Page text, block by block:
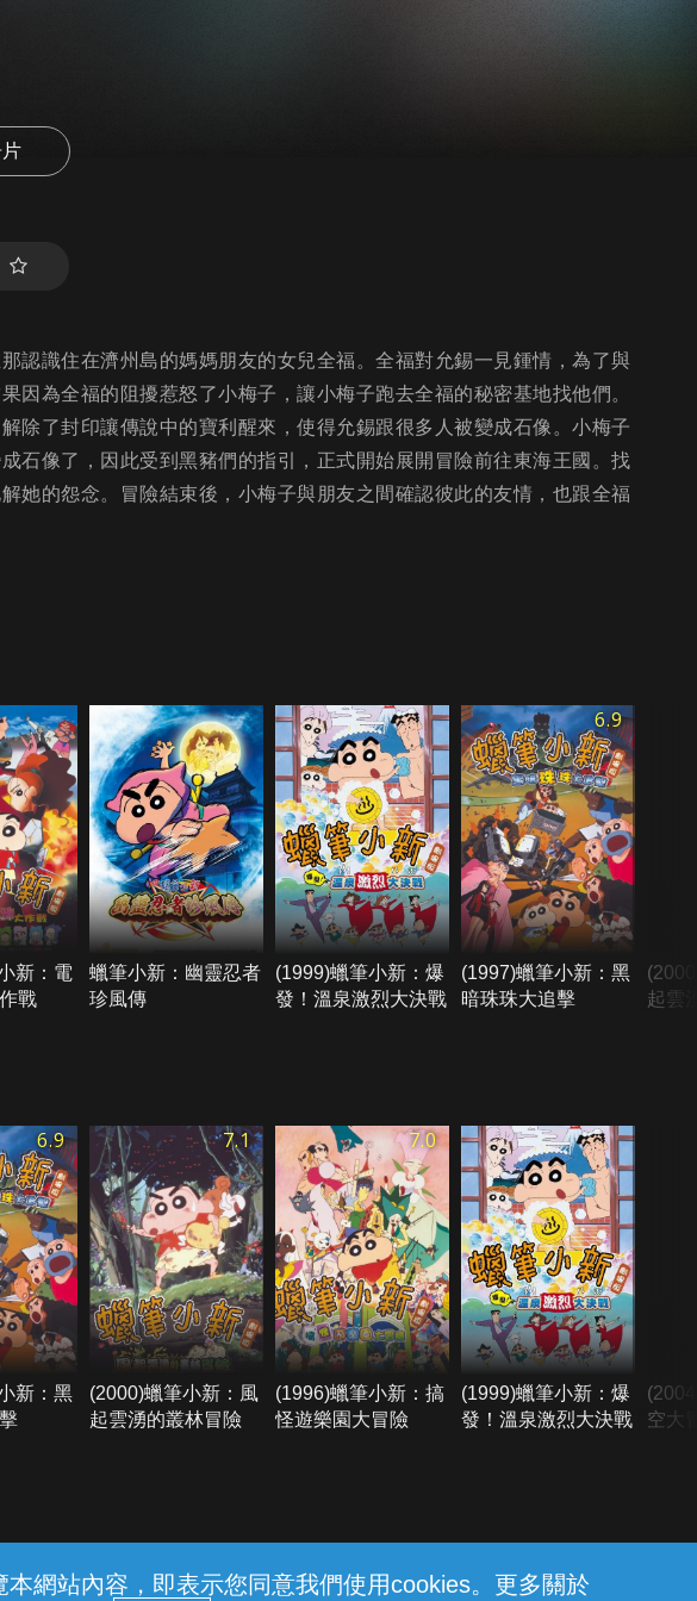
網站內容，即表示您同意我們使用cookies。更多關於
認識住在濟州島的媽媽朋友的女兒全福。全福對允錫一見鍾情，為了與
因為全福的阻擾惹怒了小梅子，讓小梅子跑去全福的秘密基地找他們。
除了封印讓傳說中的寶利醒來，使得允錫跟很多人被變成石像。小梅子
石像了，因此受到黑豬們的指引，正式開始展開冒險前往東海王國。找
她的怨念。冒險結束後，小梅子與朋友之間確認彼此的友情，也跟全福
新：電
戰
蠟筆小新：幽靈忍者
珍風傳
(1999)蠟筆小新：爆
發！溫泉激烈大決戰
6.9
(1997)蠟筆小新：黑
暗珠珠大追擊
起雲
6.9
新：黑
7.1
(2000)蠟筆小新：風
起雲湧的叢林冒險
7.0
(1996)蠟筆小新：搞
怪遊樂園大冒險
(1999)蠟筆小新：爆
發！溫泉激烈大決戰
空大
私權保護